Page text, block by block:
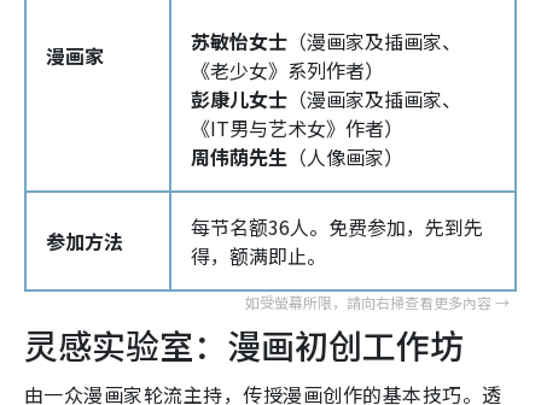
漫画家
苏敏怡女士 （漫画家及插画家、
《老少女》系列作者）
彭康儿女士 （漫画家及插画家、
《IT男与艺术女》作者）
周伟荫先生 （人像画家）
参加方法
每节名额36人。免费参加，先到先
得，额满即止。
灵感实验室：漫画初创工作坊
由一众漫画家轮流主持，传授漫画创作的基本技巧。透